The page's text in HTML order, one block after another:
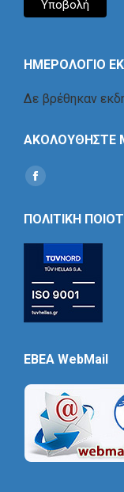
ΗΜΕΡΟΛΟΓΙΟ
Δε βρέθηκαν
ΑΚΟΛΟΥΘΗΣΤΕ
Find us on:
Social
ΠΟΛΙΤΙΚΗ
EBEA WebMail